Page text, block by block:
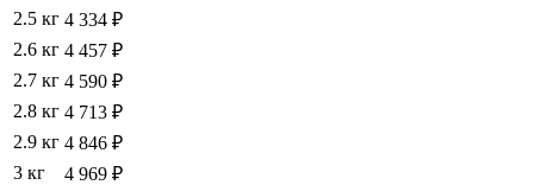
2.5 кг 4 334 ₽
2.6 кг 4 457 ₽
2.7 кг 4 590 ₽
2.8 кг 4 713 ₽
2.9 кг 4 846 ₽
3 кг
4 969 ₽